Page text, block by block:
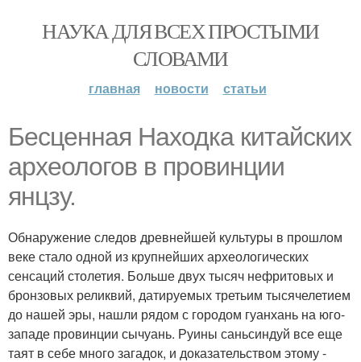
НАУКА ДЛЯ ВСЕХ ПРОСТЫМИ
СЛОВАМИ
главная новости статьи
Бесценная Находка китайских
археологов в провинции
янцзу.
Обнаружение следов древнейшей культуры в прошлом
веке стало одной из крупнейших археологических
сенсаций столетия. Больше двух тысяч нефритовых и
бронзовых реликвий, датируемых третьим тысячелетием
до нашей эры, нашли рядом с городом гуанхань на юго-
западе провинции сычуань. Руины саньсиндуй все еще
таят в себе много загадок, и доказательством этому -